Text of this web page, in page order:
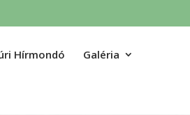
Hírmondó Galéria